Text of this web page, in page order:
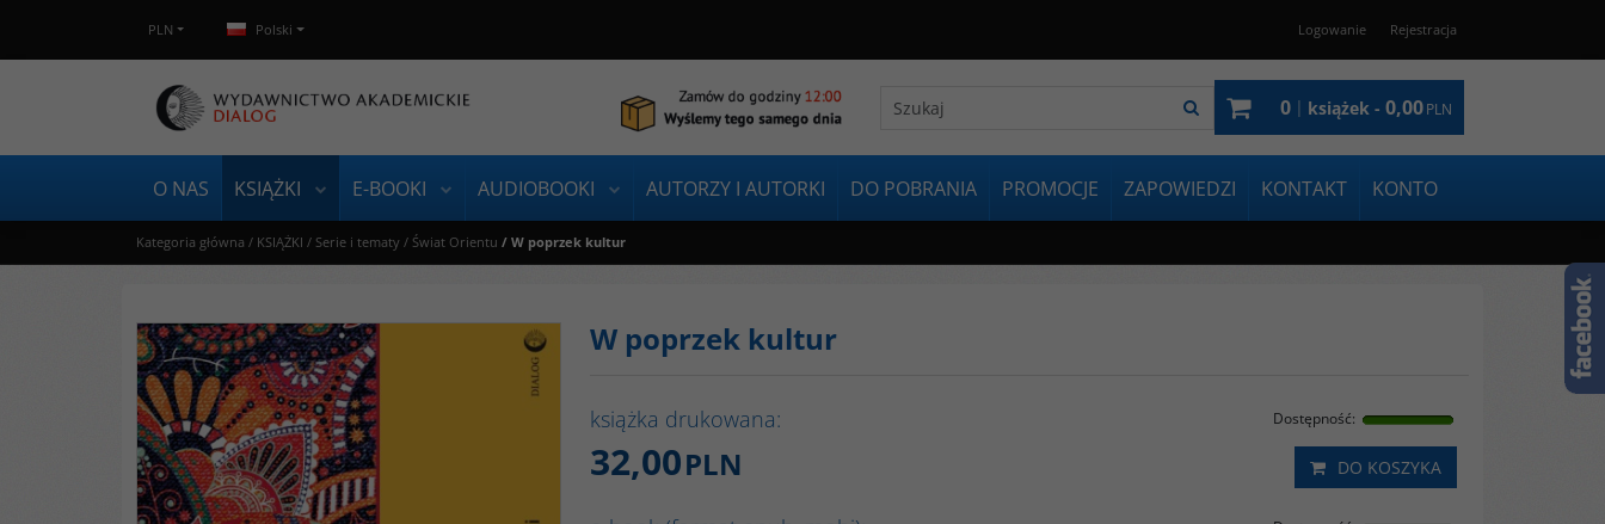
PLN Polski Logowanie Rejestracja
0 | książek - 0,00PLN
O NAS KSIĄŻKI E-BOOKI AUDIOBOOKI AUTORZY I AUTORKI DO POBRANIA PROMOCJE ZAPOWIEDZI KONTAKT KONTO
Kategoria główna / KSIĄŻKI / Serie i tematy / Świat Orientu / W poprzek kultur
W poprzek kultur
książka drukowana: Dostępność:
32,00PLN DO KOSZYKA